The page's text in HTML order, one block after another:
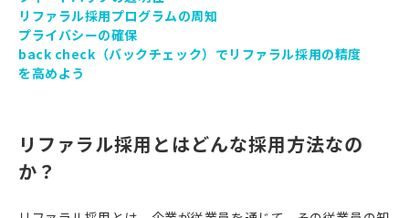
リファラル採用プログラムの周知
プライバシーの確保
back check（バックチェック）でリファラル採用の精度
を高めよう
リファラル採用とはどんな採用方法なの
か？